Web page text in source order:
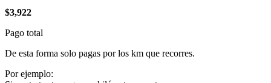
$3,922
Pago total
De esta forma solo pagas por los km que recorres.
Por ejemplo: